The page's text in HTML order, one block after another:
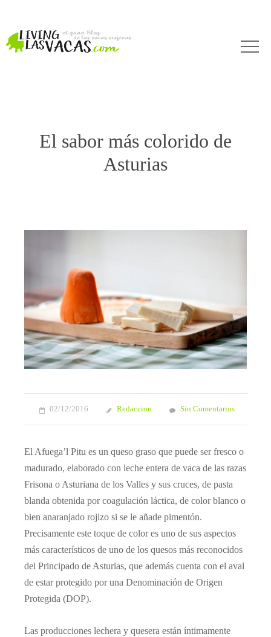
El sabor más colorido de
Asturias
02/12/2016 Redaccion Sin Comentarios
El Afuega’l Pitu es un queso graso que puede ser fresco o
madurado, elaborado con leche entera de vaca de las razas
Frisona o Asturiana de los Valles y sus cruces, de pasta
blanda obtenida por coagulación láctica, de color blanco o
bien anaranjado rojizo si se le añade pimentón.
Precisamente este toque de color es uno de sus aspectos
más característicos de uno de los quesos más reconocidos
del Principado de Asturias, que además cuenta con el aval
de estar protegido por una Denominación de Origen
Protegida (DOP).
Las producciones lechera y quesera están íntimamente